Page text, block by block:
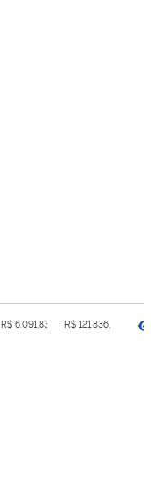
R$ 6.091,83 R$ 121.836,60